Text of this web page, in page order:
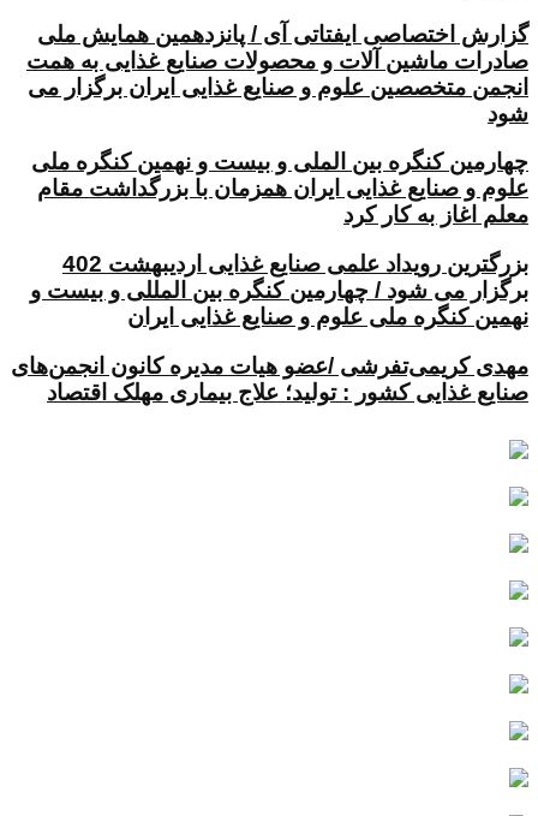
گزارش اختصاصی ایفتاتی آی / پانزدهمین همایش ملی
صادرات ماشین آلات و محصولات صنایع غذایی به همت
انجمن متخصصین علوم و صنایع غذایی ایران برگزار می
شود
چهارمین کنگره بین الملی و بیست و نهمین کنگره ملی
علوم و صنایع غذایی ایران همزمان با بزرگداشت مقام
معلم اغاز به کار کرد
بزرگترین رویداد علمی صنایع غذایی اردیبهشت 402
برگزار می شود / چهارمین کنگره بین المللی و بیست و
نهمین کنگره ملی علوم و صنایع غذایی ایران
مهدی کریمی‌تفرشی /عضو هیات مدیره کانون انجمن‌های
صنایع غذایی کشور : تولید؛ علاج بیماری مهلک اقتصاد